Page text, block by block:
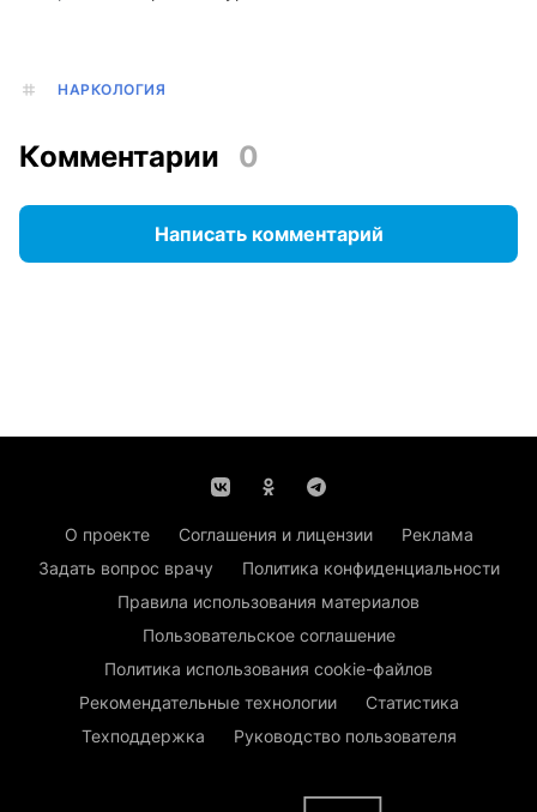
НАРКОЛОГИЯ
Комментарии 0
Написать комментарий
О проекте Соглашения и лицензии
Реклама
Задать вопрос врачу
Политика конфиденциальности
Правила использования материалов
Пользовательское соглашение
Политика использования cookie-файлов
Рекомендательные технологии
Статистика
Техподдержка
Руководство пользователя